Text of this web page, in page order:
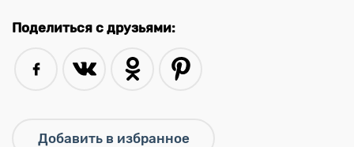
Поделиться с друзьями: